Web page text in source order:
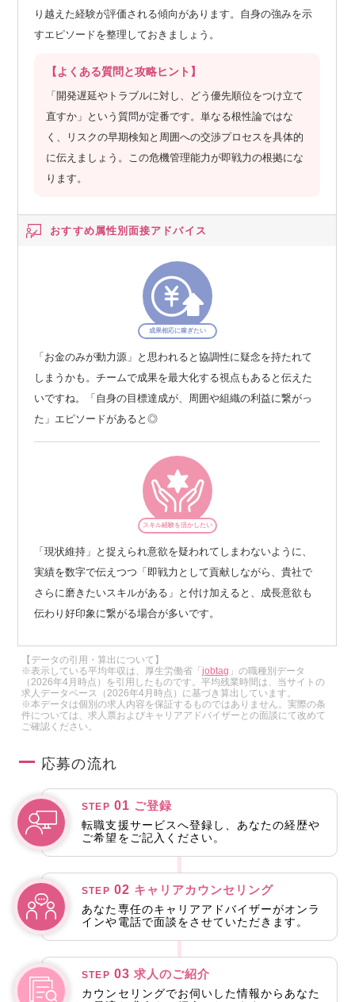
り越えた経験が評価される傾向があります。自身の強みを示
すエピソードを整理しておきましょう。
【よくある質問と攻略ヒント】
「開発遅延やトラブルに対し、どう優先順位をつけ立て
直すか」という質問が定番です。単なる根性論ではな
く、リスクの早期検知と周囲への交渉プロセスを具体的
に伝えましょう。この危機管理能力が即戦力の根拠にな
ります。
おすすめ属性別面接アドバイス
成果相応に稼ぎたい
「お金のみが動力源」と思われると協調性に疑念を持たれて
しまうかも。チームで成果を最大化する視点もあると伝えた
いですね。「自身の目標達成が、周囲や組織の利益に繋がっ
た」エピソードがあると◎
スキル経験を活かしたい
「現状維持」と捉えられ意欲を疑われてしまわないように、
実績を数字で伝えつつ「即戦力として貢献しながら、貴社で
さらに磨きたいスキルがある」と付け加えると、成長意欲も
伝わり好印象に繋がる場合が多いです。
【データの引用・算出について】
※表示している平均年収は、厚生労働省「jobtag 」の職種別データ
（2026年4月時点）を引用したものです。平均残業時間は、当サイトの
求人データベース（2026年4月時点）に基づき算出しています。
※本データは個別の求人内容を保証するものではありません。実際の条
件については、求人票およびキャリアアドバイザーとの面談にて改めて
ご確認ください。
応募の流れ
STEP 01 ご登録
転職支援サービスへ登録し、あなたの経歴や
ご希望をご記入ください。
STEP 02 キャリアカウンセリング
あなた専任のキャリアアドバイザーがオンラ
インや電話で面談をさせていただきます。
STEP 03 求人のご紹介
カウンセリングでお伺いした情報からあなた